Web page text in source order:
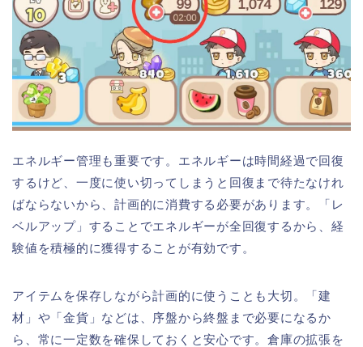
エネルギー管理も重要です。エネルギーは時間経過で回復
するけど、一度に使い切ってしまうと回復まで待たなけれ
ばならないから、計画的に消費する必要があります。「レ
ベルアップ」することでエネルギーが全回復するから、経
験値を積極的に獲得することが有効です。
アイテムを保存しながら計画的に使うことも大切。「建
材」や「金貨」などは、序盤から終盤まで必要になるか
ら、常に一定数を確保しておくと安心です。倉庫の拡張を